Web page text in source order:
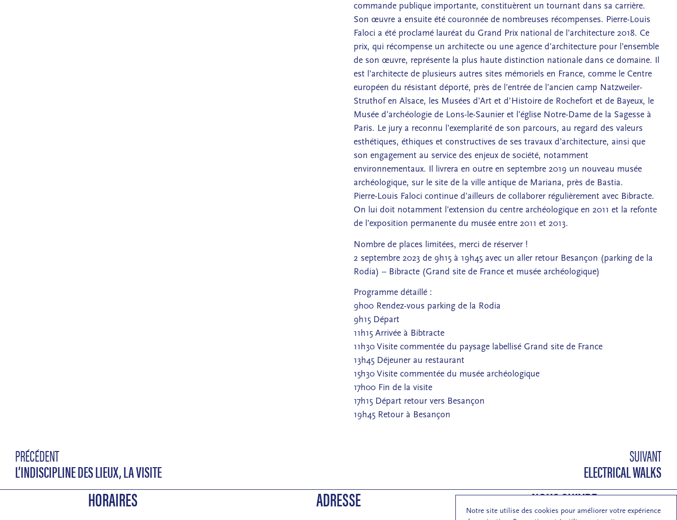
Notre site utilise des cookies pour améliorer votre expérience
commande publique importante, constituèrent un tournant dans sa carrière.
Son œuvre a ensuite été couronnée de nombreuses récompenses. Pierre-Louis
Faloci a été proclamé lauréat du Grand Prix national de l’architecture 2018. Ce
prix, qui récompense un architecte ou une agence d’architecture pour l’ensemble
de son œuvre, représente la plus haute distinction nationale dans ce domaine. Il
est l’architecte de plusieurs autres sites mémoriels en France, comme le Centre
européen du résistant déporté, près de l’entrée de l’ancien camp Natzweiler-
Struthof en Alsace, les Musées d’Art et d’Histoire de Rochefort et de Bayeux, le
Musée d’archéologie de Lons-le-Saunier et l’église Notre-Dame de la Sagesse à
Paris. Le jury a reconnu l’exemplarité de son parcours, au regard des valeurs
esthétiques, éthiques et constructives de ses travaux d’architecture, ainsi que
son engagement au service des enjeux de société, notamment
environnementaux. Il livrera en outre en septembre 2019 un nouveau musée
archéologique, sur le site de la ville antique de Mariana, près de Bastia.
Pierre-Louis Faloci continue d’ailleurs de collaborer régulièrement avec Bibracte.
On lui doit notamment l’extension du centre archéologique en 2011 et la refonte
de l’exposition permanente du musée entre 2011 et 2013.
Nombre de places limitées, merci de réserver !
2 septembre 2023 de 9h15 à 19h45 avec un aller retour Besançon (parking de la
Rodia) – Bibracte (Grand site de France et musée archéologique)
Programme détaillé :
9h00 Rendez-vous parking de la Rodia
9h15 Départ
11h15 Arrivée à Bibtracte
11h30 Visite commentée du paysage labellisé Grand site de France
13h45 Déjeuner au restaurant
15h30 Visite commentée du musée archéologique
17h00 Fin de la visite
17h15 Départ retour vers Besançon
19h45 Retour à Besançon
PRÉCÉDENT
L’INDISCIPLINE DES LIEUX, LA VISITE
SUIVANT
ELECTRICAL WALKS
HORAIRES ADRESSE NOUS SUIVRE